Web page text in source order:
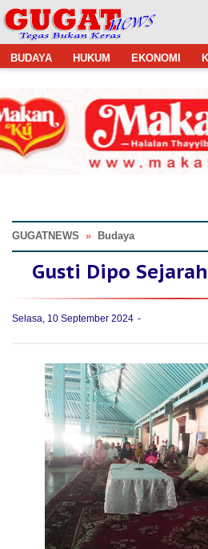
BUDAYA HUKUM EKONOMI
GUGATNEWS » Budaya
Gusti Dipo
Selasa, 10 September 2024